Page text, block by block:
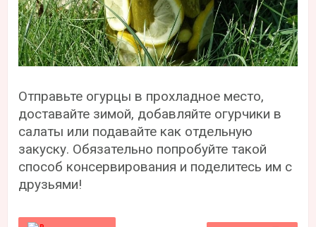
Отправьте огурцы в прохладное место,
доставайте зимой, добавляйте огурчики в
салаты или подавайте как отдельную
закуску. Обязательно попробуйте такой
способ консервирования и поделитесь им с
друзьями!